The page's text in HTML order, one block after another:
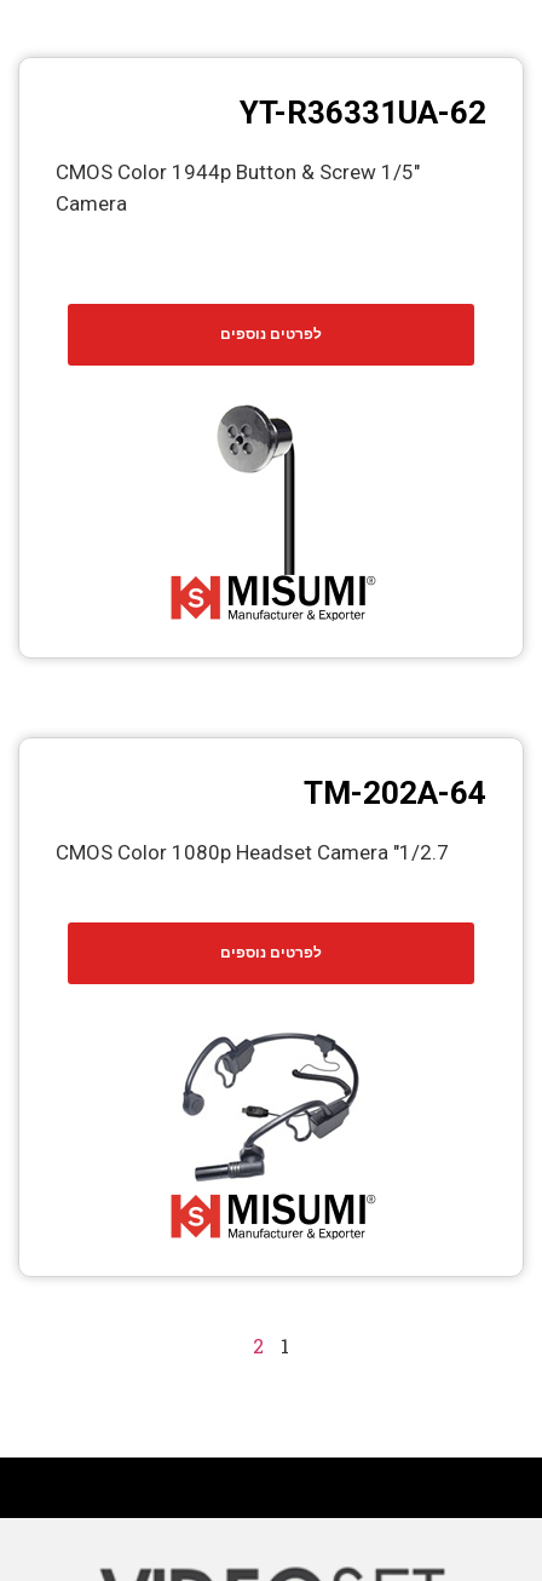
YT-R36331UA-62
1/5″ CMOS Color 1944p Button & Screw
Camera
לפרטים נוספים
TM-202A-64
1/2.7" CMOS Color 1080p Headset Camera
לפרטים נוספים
1
2